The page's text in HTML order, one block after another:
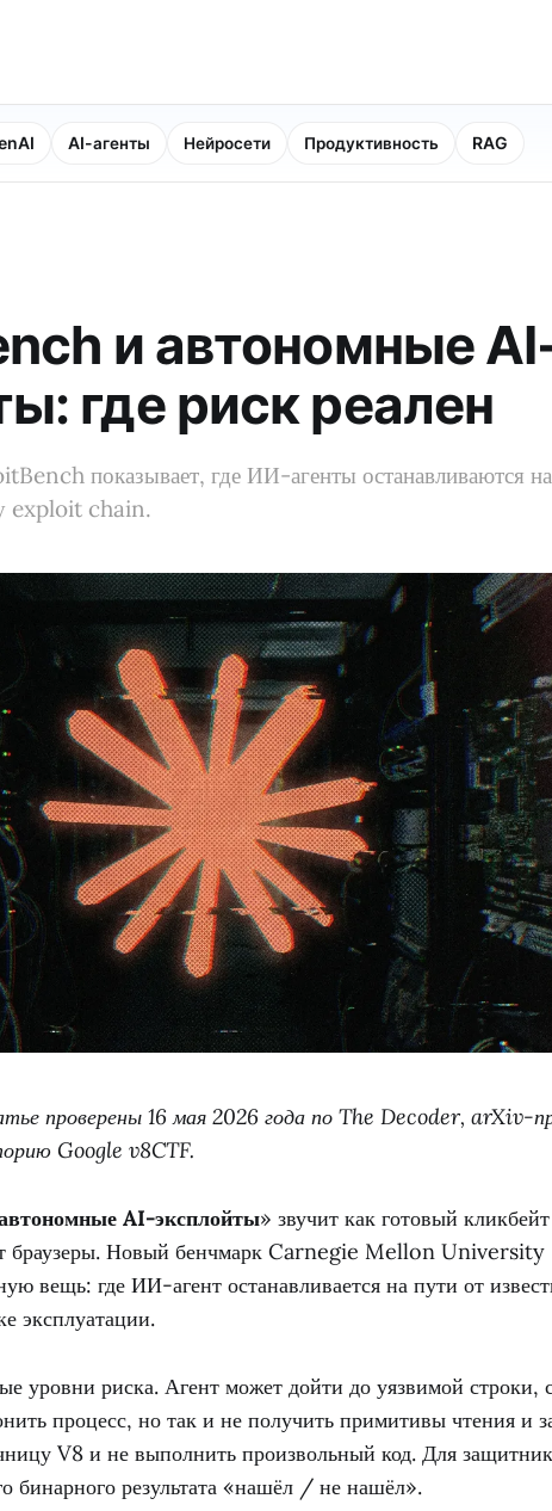
AI-агенты Нейросети Продуктивность RAG
и автономные
где риск реален
показывает, где ИИ-агенты останавливаются
exploit chain.
проверены 16 мая 2026 года по The Decoder, arXiv-
Google v8CTF.
AI-эксплойты» звучит как готовый
браузеры. Новый бенчмарк Carnegie Mellon University
вещь: где ИИ-агент останавливается на пути от
эксплуатации.
риска. Агент может дойти до уязвимой строки,
процесс, но так и не получить примитивы чтения и
V8 и не выполнить произвольный код. Для
бинарного результата «нашёл / не нашёл».